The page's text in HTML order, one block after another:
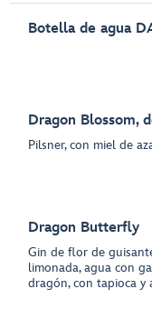
Botella de agua
Dragon Blossom,
Pilsner, con miel de
Dragon Butterfly
Gin de flor de
limonada, agua con
dragón, con tapioca y